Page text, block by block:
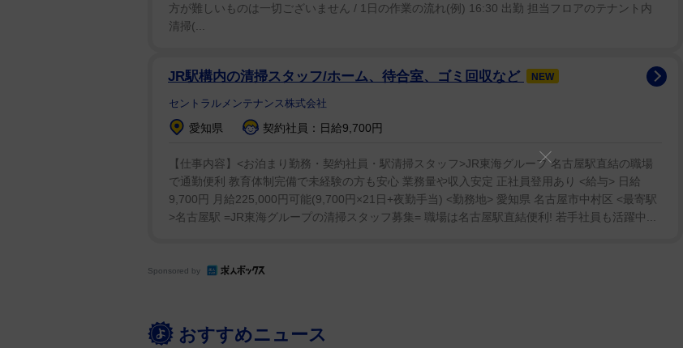
方が難しいものは一切ございません / 1日の作業の流れ(例) 16:30 出勤 担当フロアのテナント内
清掃(...
JR駅構内の清掃スタッフ/ホーム、待合室、ゴミ回収など NEW
セントラルメンテナンス株式会社
愛知県 契約社員：日給9,700円
【仕事内容】<お泊まり勤務・契約社員・駅清掃スタッフ>JR東海グループ 名古屋駅直結の職場
で通勤便利 教育体制完備で未経験の方も安心 業務量や収入安定 正社員登用あり <給与> 日給
9,700円 月給225,000円可能(9,700円×21日+夜勤手当) <勤務地> 愛知県 名古屋市中村区 <最寄駅
>名古屋駅 =JR東海グループの清掃スタッフ募集= 職場は名古屋駅直結便利! 若手社員も活躍中...
Sponsored by
おすすめニュース